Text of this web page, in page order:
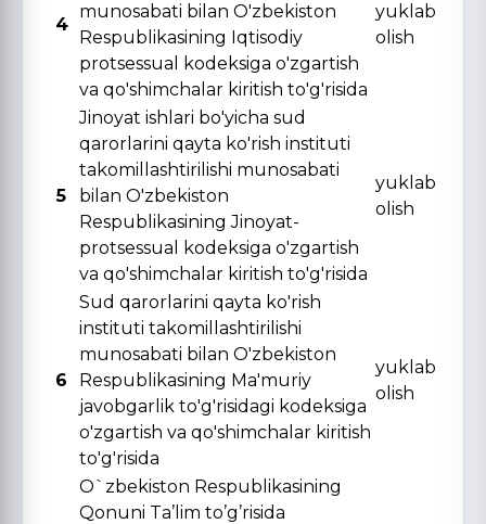
4
munosabati bilan O'zbekiston
Respublikasining Iqtisodiy
protsessual kodeksiga o'zgartish
va qo'shimchalar kiritish to'g'risida
yuklab
olish
5
Jinoyat ishlari bo'yicha sud
qarorlarini qayta ko'rish instituti
takomillashtirilishi munosabati
bilan O'zbekiston
Respublikasining Jinoyat-
protsessual kodeksiga o'zgartish
va qo'shimchalar kiritish to'g'risida
yuklab
olish
6
Sud qarorlarini qayta ko'rish
instituti takomillashtirilishi
munosabati bilan O'zbekiston
Respublikasining Ma'muriy
javobgarlik to'g'risidagi kodeksiga
o'zgartish va qo'shimchalar kiritish
to'g'risida
yuklab
olish
O`zbekiston Respublikasining
Qonuni Ta’lim to’g’risida